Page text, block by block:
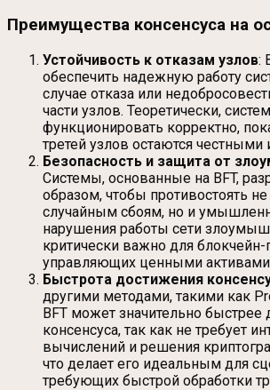
Преимущества консенсуса на
Устойчивость к отказам узлов:
обеспечить надежную работу
случае отказа или
части узлов. Теоретически,
функционировать корректно,
третей узлов остаются
Безопасность и защита от
Системы, основанные на BFT,
образом, чтобы противостоять
случайным сбоям, но и
нарушения работы сети
критически важно для
управляющих ценными
Быстрота достижения
другими методами, такими как
BFT может значительно быстрее
консенсуса, так как не требует
вычислений и решения
что делает его идеальным для
требующих быстрой обработки